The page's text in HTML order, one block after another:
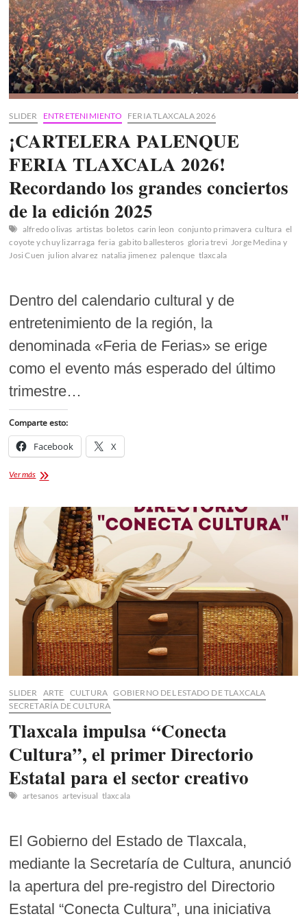
SLIDER ENTRETENIMIENTO FERIA TLAXCALA 2026
¡CARTELERA PALENQUE
FERIA TLAXCALA 2026!
Recordando los grandes conciertos
de la edición 2025
alfredo olivas artistas boletos carin leon conjunto primavera cultura el
coyote y chuy lizarraga feria gabito ballesteros gloria trevi Jorge Medina y
Josi Cuen julion alvarez natalia jimenez palenque tlaxcala
Dentro del calendario cultural y de
entretenimiento de la región, la
denominada «Feria de Ferias» se erige
como el evento más esperado del último
trimestre…
Comparte esto:
Facebook X
Ver más¡CARTELERA
TLAXCALA
Recordando
grandes
conciertos
de
la
edición
2025
SLIDER ARTE CULTURA GOBIERNO DEL ESTADO DE TLAXCALA
SECRETARÍA DE CULTURA
Tlaxcala impulsa “Conecta
Cultura”, el primer Directorio
Estatal para el sector creativo
artesanos artevisual tlaxcala
El Gobierno del Estado de Tlaxcala,
mediante la Secretaría de Cultura, anunció
la apertura del pre-registro del Directorio
Estatal “Conecta Cultura”, una iniciativa